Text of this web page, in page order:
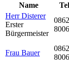
Name
Herr Disterer
Erster
Bürgermeister
Frau Bauer